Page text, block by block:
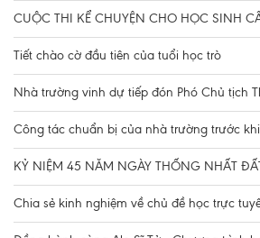
Tiết chào cờ đầu tiên của tuổi học trò
Công tác chuẩn bị của nhà trường trước
Chia sẻ kinh nghiệm về chủ đề học trực